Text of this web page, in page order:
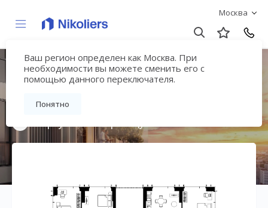
Москва
Ваш регион определен как Москва. При
необходимости вы можете сменить его с
помощью данного переключателя.
Понятно
Мультиквартал
«ВЕЕР»